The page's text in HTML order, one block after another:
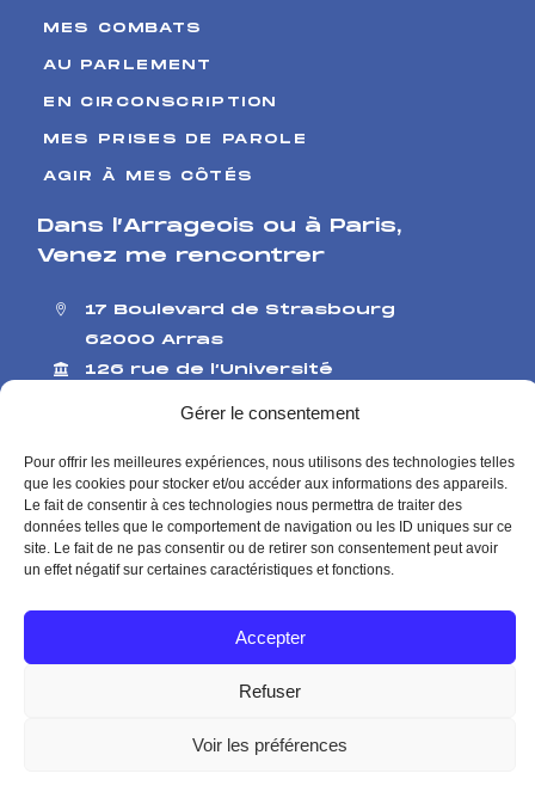
Gérer le consentement
Pour offrir les meilleures expériences, nous utilisons des technologies telles
que les cookies pour stocker et/ou accéder aux informations des appareils.
Le fait de consentir à ces technologies nous permettra de traiter des
données telles que le comportement de navigation ou les ID uniques sur ce
site. Le fait de ne pas consentir ou de retirer son consentement peut avoir
un effet négatif sur certaines caractéristiques et fonctions.
Accepter
Refuser
Voir les préférences
MES COMBATS
AU PARLEMENT
EN CIRCONSCRIPTION
MES PRISES DE PAROLE
AGIR À MES CÔTÉS
Dans l’Arrageois ou à Paris,
Venez me rencontrer
17 Boulevard de Strasbourg
62000 Arras
126 rue de l’Université
Contact presse
Politique de Confidentialité
© Agnès Pannier-Runacher Site officiel 2026